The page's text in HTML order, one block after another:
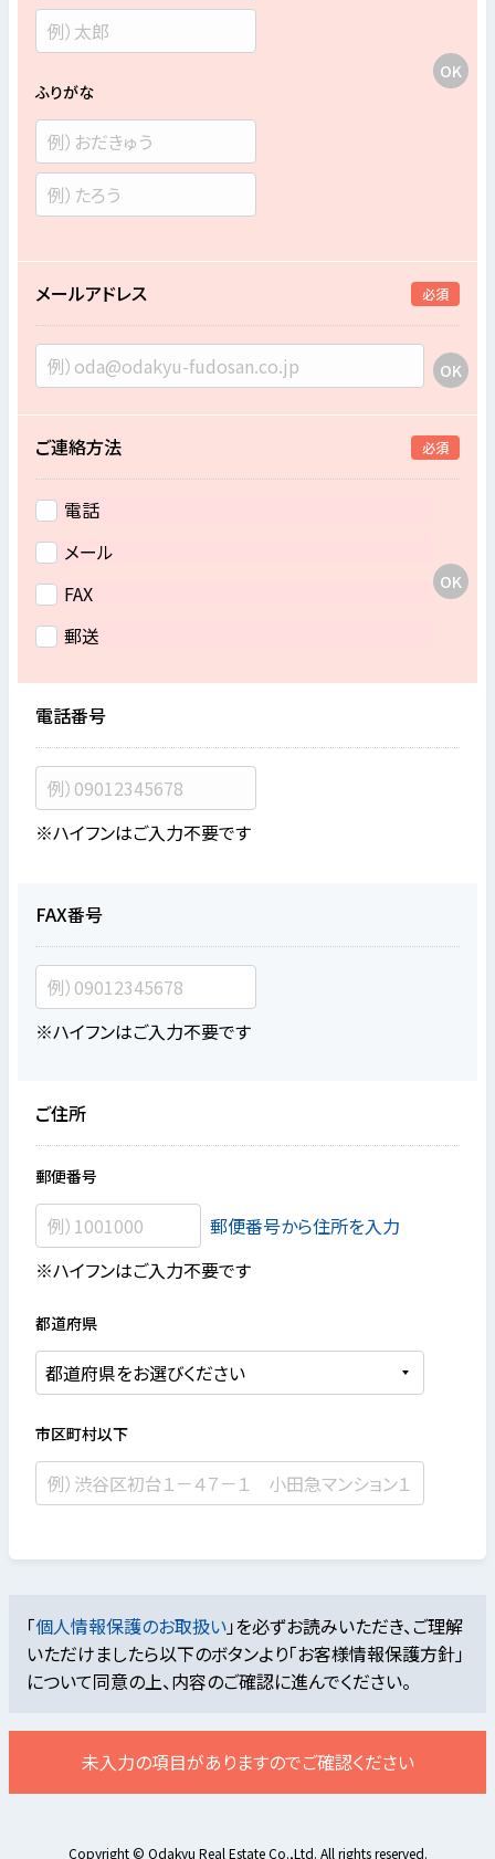
ふりがな
メールアドレス 必須
ご連絡方法 必須
電話
メール
FAX
郵送
電話番号
※ハイフンはご入力不要です
FAX番号
※ハイフンはご入力不要です
ご住所
郵便番号
郵便番号から住所を入力
※ハイフンはご入力不要です
都道府県
市区町村以下
「個人情報保護のお取扱い」を必ずお読みいただき、ご理解
いただけましたら以下のボタンより「お客様情報保護方針」
について同意の上、内容のご確認に進んでください。
未入力の項目がありますのでご確認ください
Copyright © Odakyu Real Estate Co.,Ltd. All rights reserved.